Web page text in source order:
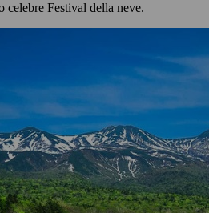
celebre Festival della neve.